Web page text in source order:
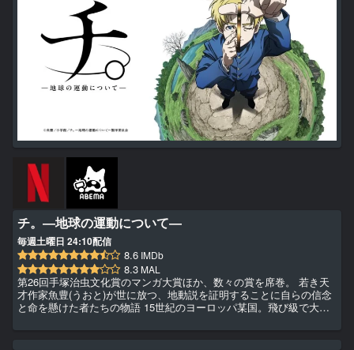
チ。―地球の運動について―
毎週土曜日 24:10配信
8.6 IMDb
8.3 MAL
第26回手塚治虫文化賞のマンガ大賞ほか、数々の賞を席巻。 若き天
才作家魚豊(うおと)が世に放つ、地動説を証明することに自らの信念
と命を懸けた者たちの物語 15世紀のヨーロッパ某国。飛び級で大学
時最も重要とされていた神学を専攻すると宣言。 が、以前から熱心